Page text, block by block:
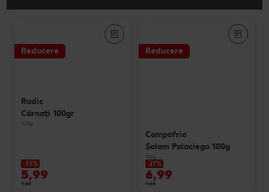
Reducere
Radic
Cârnaţi 100gr
100gr
-35%
5,99
9,35
Reducere
Campofrio
Salam Palaciego 100g
100g
-27%
6,99
9,65